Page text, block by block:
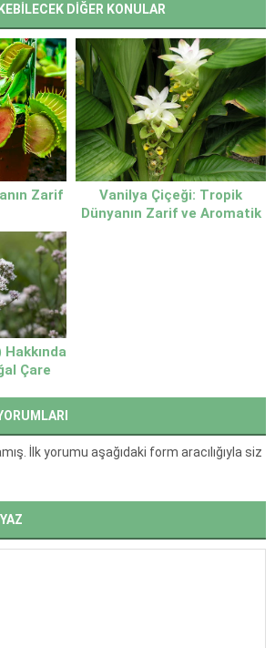
DİĞER KONULAR
Zarif
Vanilya Çiçeği: Tropik
Dünyanın Zarif ve Aromatik
Çare
İlk yorumu aşağıdaki form aracılığıyla siz